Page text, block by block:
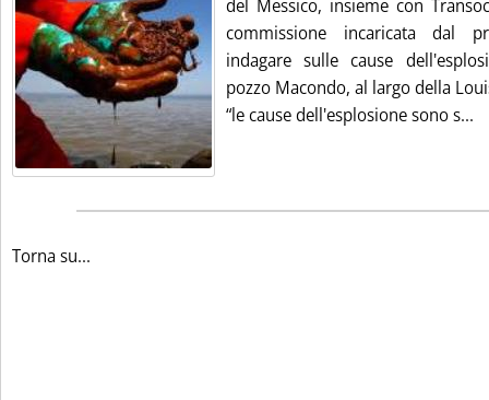
del Messico, insieme con
commissione incaricata dal
indagare sulle cause
pozzo Macondo, al largo della
“le cause dell'esplosione sono s...
Torna su...